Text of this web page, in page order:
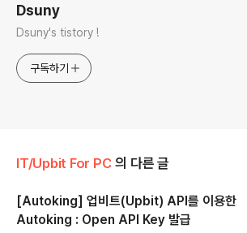
Dsuny
Dsuny's tistory !
구독하기
IT/Upbit For PC 의 다른 글
[Autoking] 업비트(Upbit) API를 이용한
Autoking : Open API Key 발급